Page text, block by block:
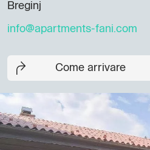
Breginj
info@apartments-fani.com
Come arrivare